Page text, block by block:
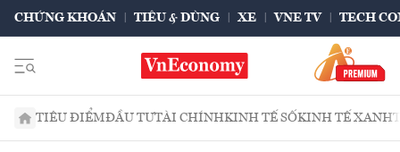
CHỨNG KHOÁN TIÊU & DÙNG XE VNE TV TECH
TIÊU ĐIỂMĐẦU TƯTÀI CHÍNHKINH TẾ SỐKINH TẾ XANH